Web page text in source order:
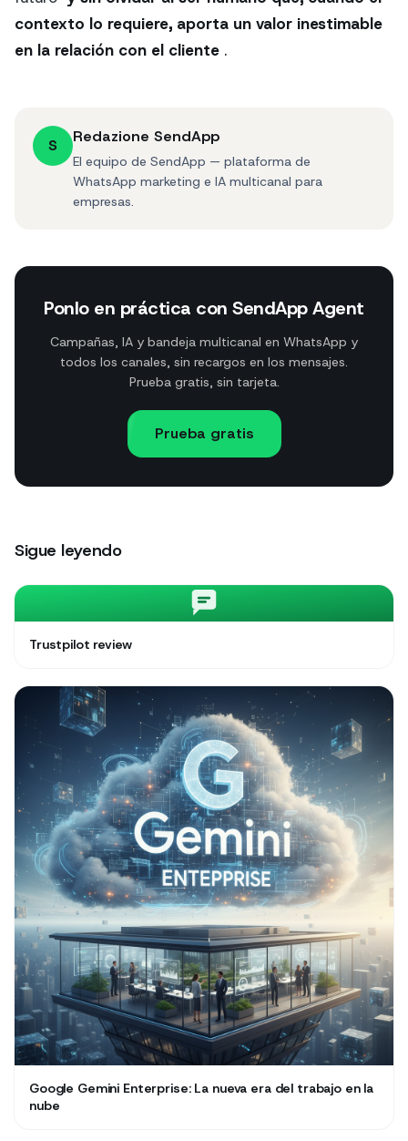
contexto lo requiere, aporta un valor inestimable
en la relación con el cliente .
S Redazione SendApp
El equipo de SendApp — plataforma de
WhatsApp marketing e IA multicanal para
empresas.
Ponlo en práctica con SendApp Agent
Campañas, IA y bandeja multicanal en WhatsApp y
todos los canales, sin recargos en los mensajes.
Prueba gratis, sin tarjeta.
Prueba gratis
Sigue leyendo
Trustpilot review
Google Gemini Enterprise: La nueva era del trabajo en la
nube